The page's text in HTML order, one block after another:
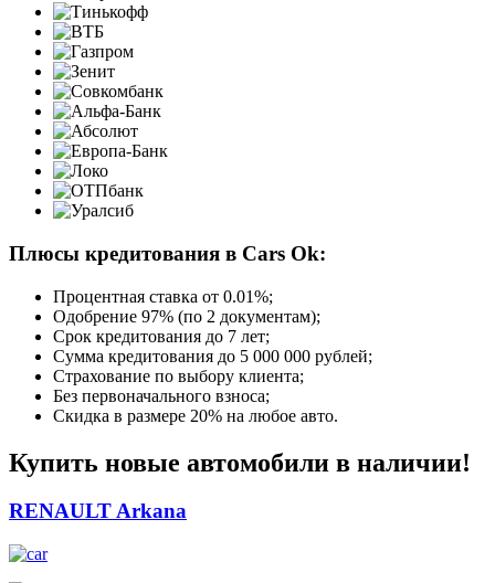
Плюсы кредитования в Cars Ok:
Процентная ставка от 0.01%;
Одобрение 97% (по 2 документам);
Срок кредитования до 7 лет;
Сумма кредитования до 5 000 000 рублей;
Страхование по выбору клиента;
Без первоначального взноса;
Скидка в размере 20% на любое авто.
Купить новые автомобили в наличии!
RENAULT Arkana